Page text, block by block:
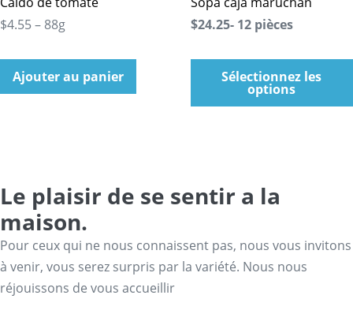
$4.55 – 88g
Ajouter au panier
$24.25- 12 pièces
Sélectionnez les
options
Le plaisir de se sentir a la
maison.
Pour ceux qui ne nous connaissent pas, nous vous invitons
à venir, vous serez surpris par la variété. Nous nous
réjouissons de vous accueillir